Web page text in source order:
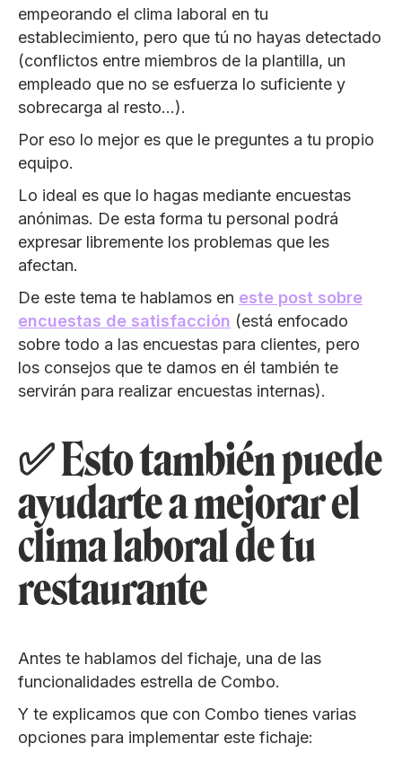
empeorando el clima laboral en tu
establecimiento, pero que tú no hayas detectado
(conflictos entre miembros de la plantilla, un
empleado que no se esfuerza lo suficiente y
sobrecarga al resto…).
Por eso lo mejor es que le preguntes a tu propio
equipo.
Lo ideal es que lo hagas mediante encuestas
anónimas. De esta forma tu personal podrá
expresar libremente los problemas que les
afectan.
De este tema te hablamos en este post sobre
encuestas de satisfacción (está enfocado
sobre todo a las encuestas para clientes, pero
los consejos que te damos en él también te
servirán para realizar encuestas internas).
✅ Esto también puede
ayudarte a mejorar el
clima laboral de tu
restaurante
Antes te hablamos del fichaje, una de las
funcionalidades estrella de Combo.
Y te explicamos que con Combo tienes varias
opciones para implementar este fichaje: